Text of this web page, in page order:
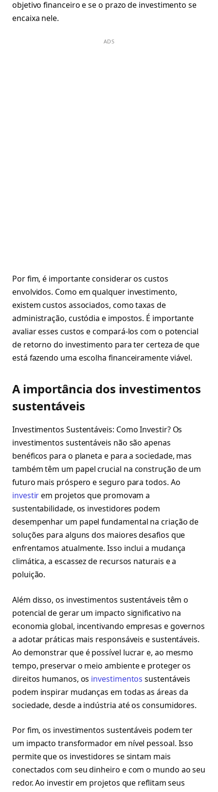
objetivo financeiro e se o prazo de investimento se
encaixa nele.
ADS
Por fim, é importante considerar os custos
envolvidos. Como em qualquer investimento,
existem custos associados, como taxas de
administração, custódia e impostos. É importante
avaliar esses custos e compará-los com o potencial
de retorno do investimento para ter certeza de que
está fazendo uma escolha financeiramente viável.
A importância dos investimentos
sustentáveis
Investimentos Sustentáveis: Como Investir? Os
investimentos sustentáveis não são apenas
benéficos para o planeta e para a sociedade, mas
também têm um papel crucial na construção de um
futuro mais próspero e seguro para todos. Ao
investirem projetos que promovam a
sustentabilidade, os investidores podem
desempenhar um papel fundamental na criação de
soluções para alguns dos maiores desafios que
enfrentamos atualmente. Isso inclui a mudança
climática, a escassez de recursos naturais e a
poluição.
Além disso, os investimentos sustentáveis têm o
potencial de gerar um impacto significativo na
economia global, incentivando empresas e governos
a adotar práticas mais responsáveis e sustentáveis.
Ao demonstrar que é possível lucrar e, ao mesmo
tempo, preservar o meio ambiente e proteger os
direitos humanos, os investimentos sustentáveis
podem inspirar mudanças em todas as áreas da
sociedade, desde a indústria até os consumidores.
Por fim, os investimentos sustentáveis podem ter
um impacto transformador em nível pessoal. Isso
permite que os investidores se sintam mais
conectados com seu dinheiro e com o mundo ao seu
redor. Ao investir em projetos que reflitam seus